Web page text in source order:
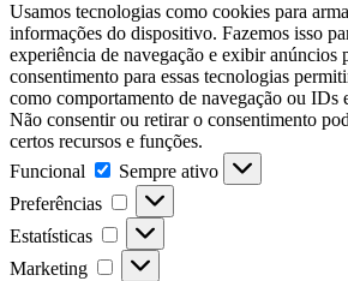
Usamos tecnologias como cookies para
informações do dispositivo. Fazemos isso
experiência de navegação e exibir anúncios
consentimento para essas tecnologias
como comportamento de navegação ou IDs
Não consentir ou retirar o consentimento
certos recursos e funções.
Funcional
Funcional
Sempre ativo
Preferências
Preferências
Estatísticas Estatísticas
Marketing Marketing